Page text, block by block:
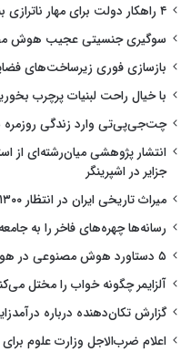
۴ راهکار دولت برای مهار ناترازی بنزین
سوگیری جنسیتی عجیب هوش
بازسازی فوری زیرساخت‌های
با خیال راحت لبنیات پرچرب
چت‌جی‌پی‌تی وارد زندگی روزمره
انتشار پژوهشی میان‌رشته‌ای از
جزایر در اشپرینگر
میراث تاریخی ایران در انتظار ۱۳۰۰ نیروی حفاظتی
رسانه‌ها چهره‌های فاخر را به
۵ دستاورد هوش مصنوعی در هوافضای ایران
آلزایمر چگونه خواب را مختل
گزارش تکان‌دهنده درباره
اعلام ضرب‌الاجل وزارت علوم